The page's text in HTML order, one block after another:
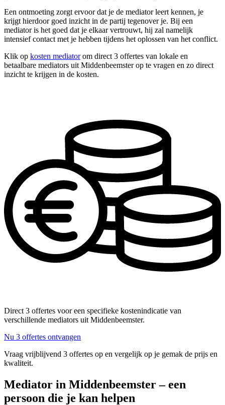
Een ontmoeting zorgt ervoor dat je de mediator leert kennen, je
krijgt hierdoor goed inzicht in de partij tegenover je. Bij een
mediator is het goed dat je elkaar vertrouwt, hij zal namelijk
intensief contact met je hebben tijdens het oplossen van het conflict.
Klik op kosten mediatorom direct 3 offertes van lokale en
betaalbare mediators uit Middenbeemster op te vragen en zo direct
inzicht te krijgen in de kosten.
Direct 3 offertes voor een specifieke kostenindicatie van
verschillende mediators uit Middenbeemster.
Nu 3 offertes ontvangen
Vraag vrijblijvend 3 offertes op en vergelijk op je gemak de prijs en
kwaliteit.
Mediator in Middenbeemster – een
persoon die je kan helpen